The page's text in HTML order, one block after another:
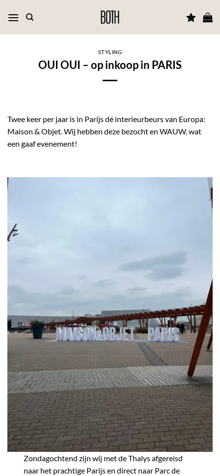
naar
STYLING
OUI OUI – op inkoop in PARIS
Twee keer per jaar is in Parijs dé interieurbeurs van Europa:
Maison & Objet. Wij hebben deze bezocht en WAUW, wat
een gaaf evenement!
Zondagochtend zijn wij met de Thalys afgereisd
naar het prachtige Parijs en direct naar Parc de